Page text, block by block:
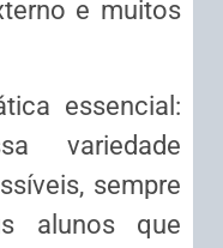
e muitos
essencial:
variedade
sempre
alunos que